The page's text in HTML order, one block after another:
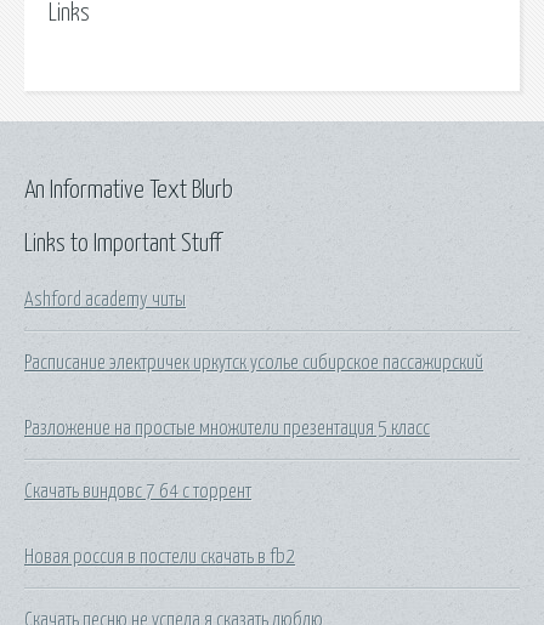
Links
Links to Important Stuff
Ashford academy читы
Расписание электричек иркутск усолье сибирское пассажирский
Разложение на простые множители презентация 5 класс
Скачать виндовс 7 64 с торрент
Новая россия в постели скачать в fb2
Скачать песню не успела я сказать люблю
An Informative Text Blurb